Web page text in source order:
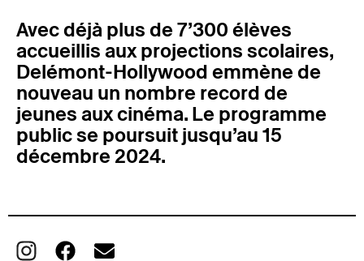
Avec déjà plus de 7’300 élèves
accueillis aux projections scolaires,
Delémont-Hollywood emmène de
nouveau un nombre record de
jeunes aux cinéma. Le programme
public se poursuit jusqu’au 15
décembre 2024.